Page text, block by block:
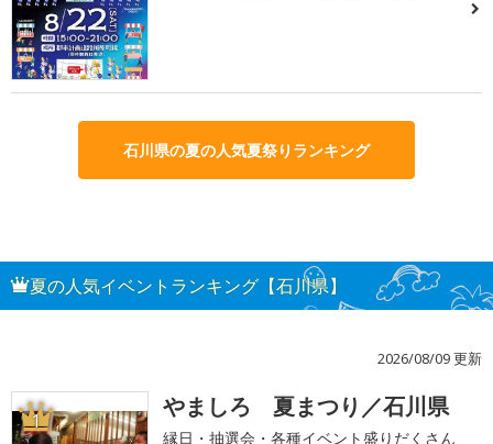
石川県の夏の人気夏祭りランキング
夏の人気イベントランキング【石川県】
2026/08/09 更新
1 やましろ 夏まつり／石川県
縁日・抽選会・各種イベント盛りだくさん